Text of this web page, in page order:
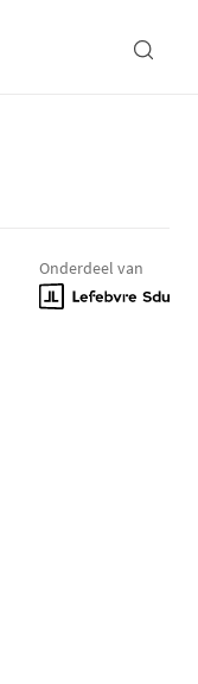
Onderdeel van